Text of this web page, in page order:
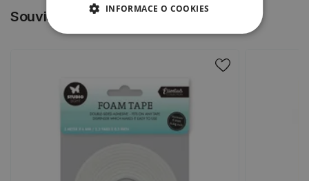
Související produkty
INFORMACE O COOKIES